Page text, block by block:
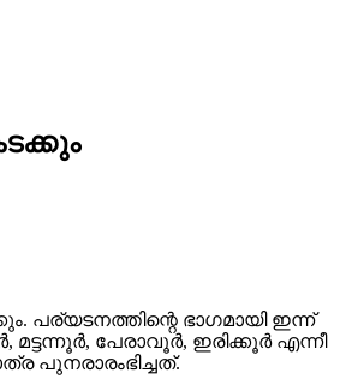
പര്യടനത്തിന്റെ ഭാഗമായി ഇന്ന്
പേരാവൂര്‍, ഇരിക്കൂര്‍ എന്നീ
പുനരാരംഭിച്ചത്.